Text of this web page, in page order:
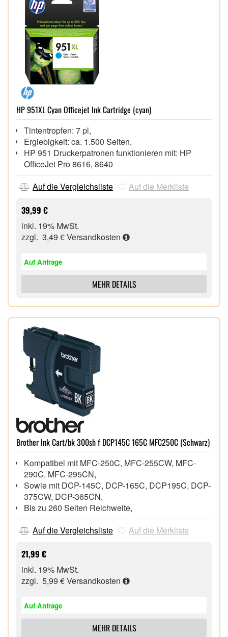
HP 951XL Cyan Officejet Ink Cartridge (cyan)
Tintentropfen: 7 pl,
Ergiebigkeit: ca. 1.500 Seiten,
HP 951 Druckerpatronen funktionieren mit: HP
OfficeJet Pro 8616, 8640
Auf die Vergleichsliste
Auf die Merkliste
39,99 €
inkl. 19% MwSt.
zzgl. 3,49 €Versandkosten
Auf Anfrage
MEHR DETAILS
Brother Ink Cart/bk 300sh f DCP145C 165C MFC250C (Schwarz)
Kompatibel mit MFC-250C, MFC-255CW, MFC-
290C, MFC-295CN,
Sowie mit DCP-145C, DCP-165C, DCP195C, DCP-
375CW, DCP-365CN,
Bis zu 260 Seiten Reichweite,
Auf die Vergleichsliste
Auf die Merkliste
21,99 €
inkl. 19% MwSt.
zzgl. 5,99 €Versandkosten
Auf Anfrage
MEHR DETAILS